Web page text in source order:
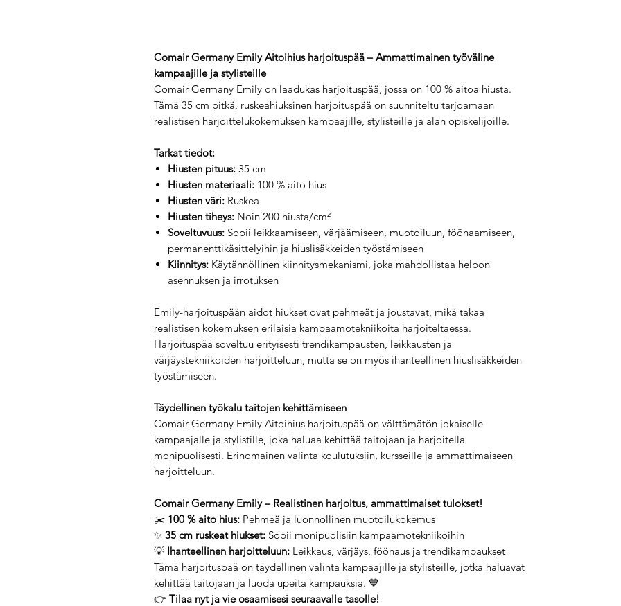
Comair Germany Emily Aitoihius harjoituspää – Ammattimainen työväline
kampaajille ja stylisteille
Comair Germany Emily on laadukas harjoituspää, jossa on 100 % aitoa hiusta.
Tämä 35 cm pitkä, ruskeahiuksinen harjoituspää on suunniteltu tarjoamaan
realistisen harjoittelukokemuksen kampaajille, stylisteille ja alan opiskelijoille.
Tarkat tiedot:
Hiusten pituus: 35 cm
Hiusten materiaali: 100 % aito hius
Hiusten väri: Ruskea
Hiusten tiheys: Noin 200 hiusta/cm²
Soveltuvuus: Sopii leikkaamiseen, värjäämiseen, muotoiluun, föönaamiseen,
permanenttikäsittelyihin ja hiuslisäkkeiden työstämiseen
Kiinnitys: Käytännöllinen kiinnitysmekanismi, joka mahdollistaa helpon
asennuksen ja irrotuksen
Emily-harjoituspään aidot hiukset ovat pehmeät ja joustavat, mikä takaa
realistisen kokemuksen erilaisia kampaamotekniikoita harjoiteltaessa.
Harjoituspää soveltuu erityisesti trendikampausten, leikkausten ja
värjäystekniikoiden harjoitteluun, mutta se on myös ihanteellinen hiuslisäkkeiden
työstämiseen.
Täydellinen työkalu taitojen kehittämiseen
Comair Germany Emily Aitoihius harjoituspää on välttämätön jokaiselle
kampaajalle ja stylistille, joka haluaa kehittää taitojaan ja harjoitella
monipuolisesti. Erinomainen valinta koulutuksiin, kursseille ja ammattimaiseen
harjoitteluun.
Comair Germany Emily – Realistinen harjoitus, ammattimaiset tulokset!
✂️ 100 % aito hius: Pehmeä ja luonnollinen muotoilukokemus
✨ 35 cm ruskeat hiukset: Sopii monipuolisiin kampaamotekniikoihin
💡 Ihanteellinen harjoitteluun: Leikkaus, värjäys, föönaus ja trendikampaukset
Tämä harjoituspää on täydellinen valinta kampaajille ja stylisteille, jotka haluavat
kehittää taitojaan ja luoda upeita kampauksia. 💙
👉 Tilaa nyt ja vie osaamisesi seuraavalle tasolle!